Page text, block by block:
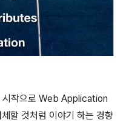
시작으로 Web Application
할 것처럼 이야기 하는 경향